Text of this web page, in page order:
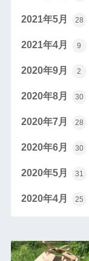
2021年5月 28
2021年4月 9
2020年9月 2
2020年8月 30
2020年7月 28
2020年6月 30
2020年5月 31
2020年4月 25